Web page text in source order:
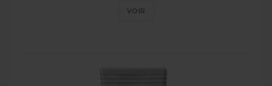
VOIR